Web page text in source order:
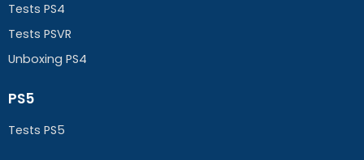
Tests PS4
Tests PSVR
Unboxing PS4
PS5
Tests PS5